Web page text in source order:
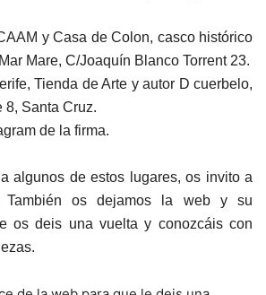
y Casa de Colon, casco histórico
Mare, C/Joaquín Blanco Torrent 23.
Tienda de Arte y autor D cuerbelo,
8, Santa Cruz.
de la firma.
algunos de estos lugares, os invito a
También os dejamos la web y su
os deis una vuelta y conozcáis con